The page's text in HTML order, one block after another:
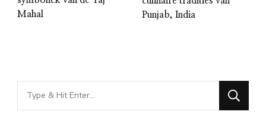
Mahal
Punjab, India
Looking
for